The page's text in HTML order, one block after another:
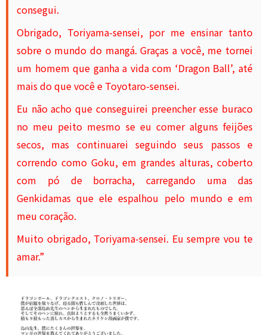
consegui.
Obrigado, Toriyama-sensei, por me ensinar tanto
sobre o mundo do mangá. Graças a você, me tornei
um homem que ganha a vida com ‘Dragon Ball’, até
mais do que você e Toyotaro-sensei.
Eu não acho que conseguirei preencher esse buraco
no meu peito mesmo se eu comer alguns feijões
secos, mas continuarei seguindo seus passos e
correndo como Goku, em grandes alturas, coberto
com pó de borracha, carregando uma das
Genkidamas que ele espalhou pelo mundo e em
meu coração.
Muito obrigado, Toriyama-sensei. Eu sempre vou te
amar.”